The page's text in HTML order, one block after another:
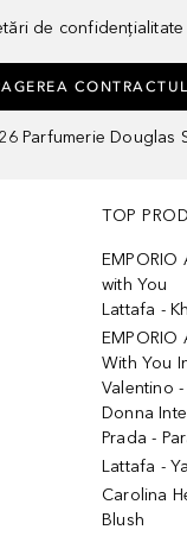
de confidențialitate
Parfumerie Douglas
TOP
EMPORIO
with You
Lattafa -
EMPORIO
With You
Valentino
Donna
Prada -
Lattafa -
Carolina
Blush